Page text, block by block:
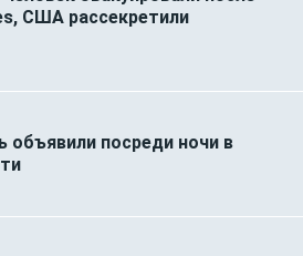
США рассекретили
объявили посреди ночи в